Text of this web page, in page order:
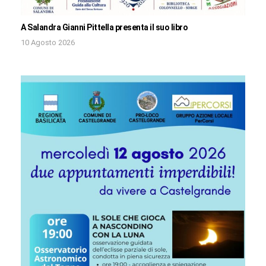
A Salandra Gianni Pittella presenta il suo libro
10 Agosto 2026